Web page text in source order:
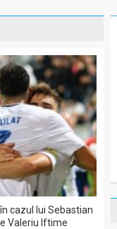
cazul lui Sebastian
Valeriu Iftime